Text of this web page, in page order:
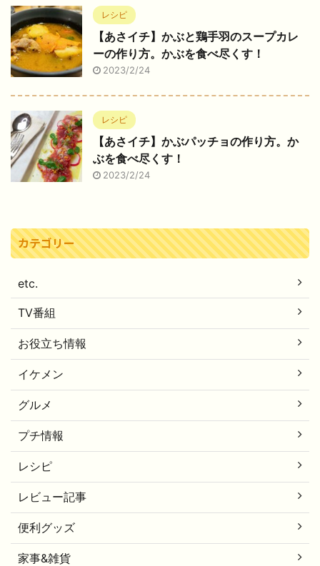
レシピ
【あさイチ】かぶと鶏手羽のスープカレ
ーの作り方。かぶを食べ尽くす！
2023/2/24
レシピ
【あさイチ】かぶパッチョの作り方。か
ぶを食べ尽くす！
2023/2/24
カテゴリー
etc.
TV番組
お役立ち情報
イケメン
グルメ
プチ情報
レシピ
レビュー記事
便利グッズ
家事&雑貨